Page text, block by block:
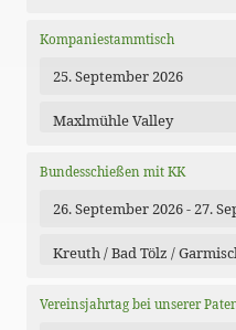
Kompaniestammtisch
25. September 2026
Maxlmühle Valley
Bundesschießen mit KK
26. September 2026 - 27.
Kreuth / Bad Tölz /
Vereinsjahrtag bei unserer